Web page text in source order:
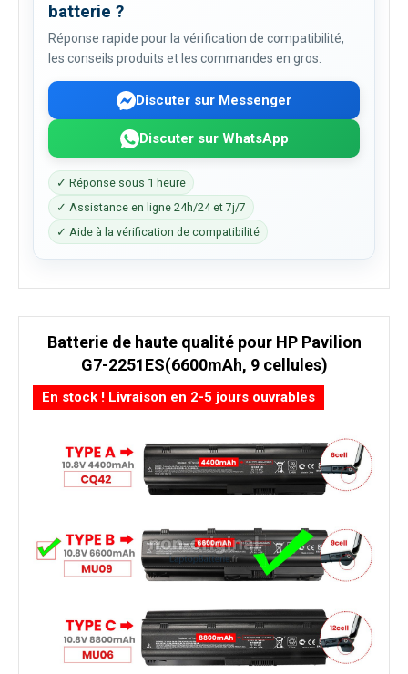
batterie ?
Réponse rapide pour la vérification de compatibilité,
les conseils produits et les commandes en gros.
Discuter sur Messenger
Discuter sur WhatsApp
✓ Réponse sous 1 heure
✓ Assistance en ligne 24h/24 et 7j/7
✓ Aide à la vérification de compatibilité
Batterie de haute qualité pour HP Pavilion
G7-2251ES(6600mAh, 9 cellules)
En stock ! Livraison en 2-5 jours ouvrables